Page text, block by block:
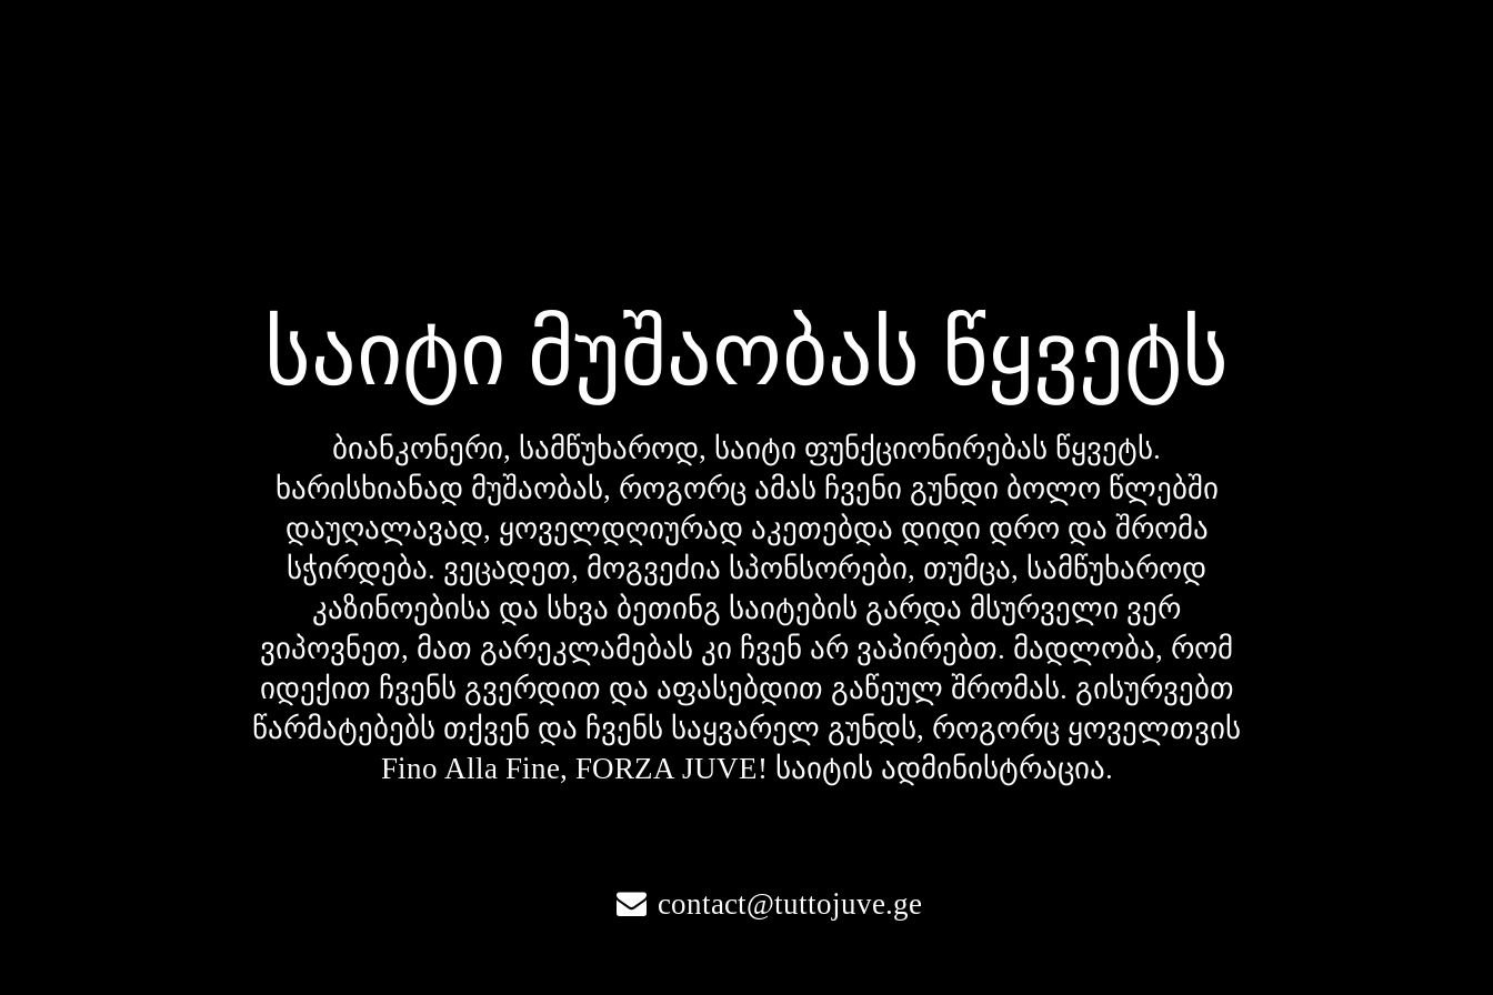
საიტი მუშაობას წყვეტს
ბიანკონერი, სამწუხაროდ, საიტი ფუნქციონირებას წყვეტს.
ხარისხიანად მუშაობას, როგორც ამას ჩვენი გუნდი ბოლო წლებში
დაუღალავად, ყოველდღიურად აკეთებდა დიდი დრო და შრომა
სჭირდება. ვეცადეთ, მოგვეძია სპონსორები, თუმცა, სამწუხაროდ
კაზინოებისა და სხვა ბეთინგ საიტების გარდა მსურველი ვერ
ვიპოვნეთ, მათ გარეკლამებას კი ჩვენ არ ვაპირებთ. მადლობა, რომ
იდექით ჩვენს გვერდით და აფასებდით გაწეულ შრომას. გისურვებთ
წარმატებებს თქვენ და ჩვენს საყვარელ გუნდს, როგორც ყოველთვის
Fino Alla Fine, FORZA JUVE! საიტის ადმინისტრაცია.
contact@tuttojuve.ge